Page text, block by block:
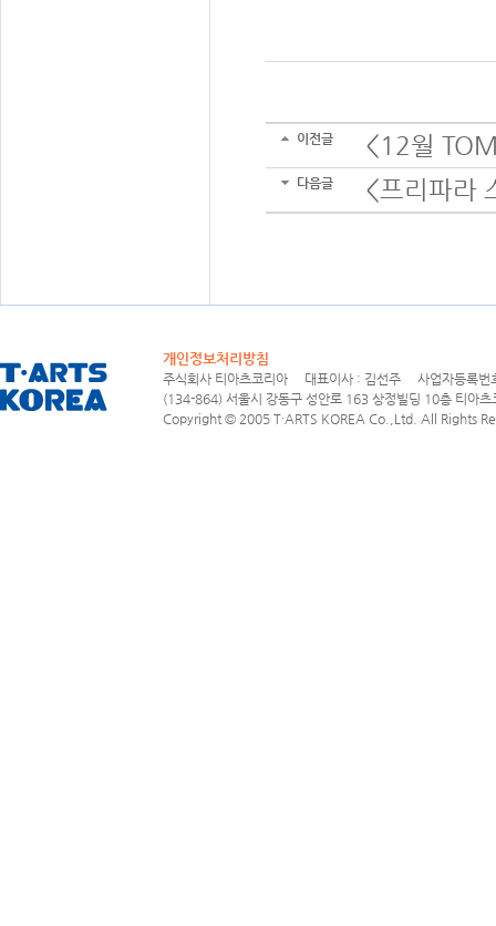
이전글 <12월
다음글 <프리파라
개인정보처리방침
주식회사 티아츠코리아 대표이사 : 김선주 사업자등록
(134-864) 서울시 강동구 성안로 163 상정빌딩 10층
Copyright © 2005 T·ARTS KOREA Co.,Ltd. All Rights